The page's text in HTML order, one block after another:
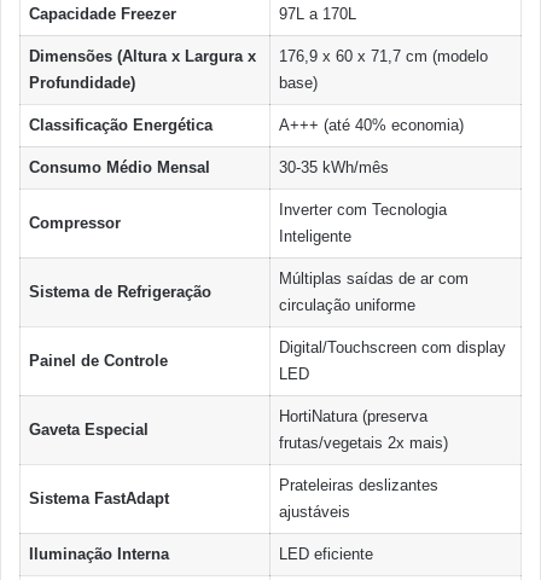
Capacidade Freezer 97L a 170L
Dimensões (Altura x Largura x
Profundidade)
176,9 x 60 x 71,7 cm (modelo
base)
Classificação Energética A+++ (até 40% economia)
Consumo Médio Mensal 30-35 kWh/mês
Compressor
Inverter com Tecnologia
Inteligente
Sistema de Refrigeração
Múltiplas saídas de ar com
circulação uniforme
Painel de Controle
Digital/Touchscreen com display
LED
Gaveta Especial
HortiNatura (preserva
frutas/vegetais 2x mais)
Sistema FastAdapt
Prateleiras deslizantes
ajustáveis
Iluminação Interna LED eficiente